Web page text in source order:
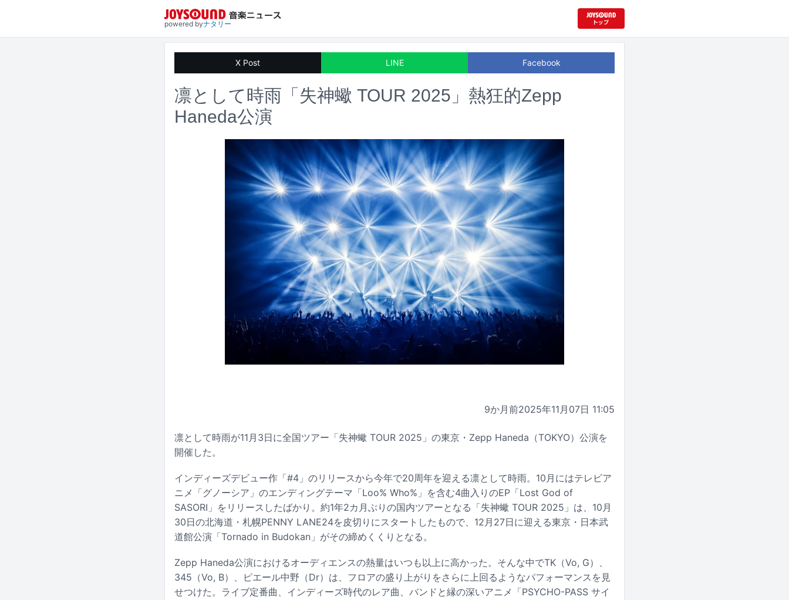
powered byナタリー
X Post LINE Facebook
凛として時雨「失神蠍 TOUR 2025」熱狂的Zepp
Haneda公演
9か月前2025年11月07日 11:05
凛として時雨が11月3日に全国ツアー「失神蠍 TOUR 2025」の東京・Zepp Haneda（TOKYO）公演を
開催した。
インディーズデビュー作「#4」のリリースから今年で20周年を迎える凛として時雨。10月にはテレビア
ニメ「グノーシア」のエンディングテーマ「Loo% Who%」を含む4曲入りのEP「Lost God of
SASORI」をリリースしたばかり。約1年2カ月ぶりの国内ツアーとなる「失神蠍 TOUR 2025」は、10月
30日の北海道・札幌PENNY LANE24を皮切りにスタートしたもので、12月27日に迎える東京・日本武
道館公演「Tornado in Budokan」がその締めくくりとなる。
Zepp Haneda公演におけるオーディエンスの熱量はいつも以上に高かった。そんな中でTK（Vo, G）、
345（Vo, B）、ピエール中野（Dr）は、フロアの盛り上がりをさらに上回るようなパフォーマンスを見
せつけた。ライブ定番曲、インディーズ時代のレア曲、バンドと縁の深いアニメ「PSYCHO-PASS サイ